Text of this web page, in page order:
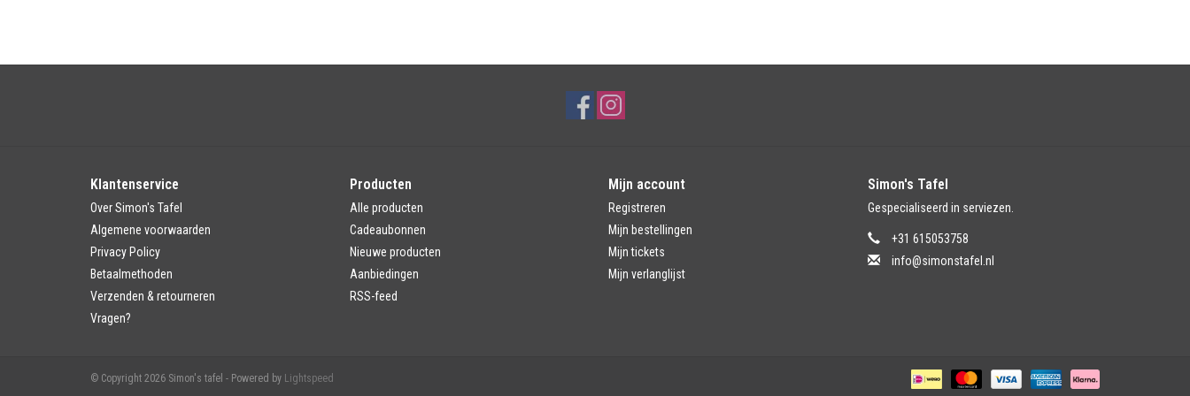
Klantenservice
Over Simon's Tafel
Algemene voorwaarden
Privacy Policy
Betaalmethoden
Verzenden & retourneren
Vragen?
Producten
Alle producten
Cadeaubonnen
Nieuwe producten
Aanbiedingen
RSS-feed
Mijn account
Registreren
Mijn bestellingen
Mijn tickets
Mijn verlanglijst
Simon's Tafel
Gespecialiseerd in serviezen.
+31 615053758
info@simonstafel.nl
© Copyright 2026 Simon's tafel - Powered by Lightspeed